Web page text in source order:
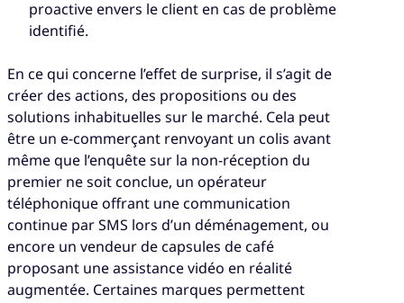
proactive envers le client en cas de problème
identifié.
En ce qui concerne l’effet de surprise, il s’agit de
créer des actions, des propositions ou des
solutions inhabituelles sur le marché. Cela peut
être un e-commerçant renvoyant un colis avant
même que l’enquête sur la non-réception du
premier ne soit conclue, un opérateur
téléphonique offrant une communication
continue par SMS lors d’un déménagement, ou
encore un vendeur de capsules de café
proposant une assistance vidéo en réalité
augmentée. Certaines marques permettent